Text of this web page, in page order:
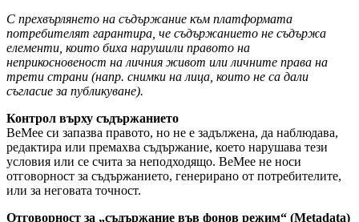
С прехвърлянето на съдържание към платформата
потребителят гарантира, че съдържанието не съдържа
елементи, които биха нарушили правото на
неприкосновеност на личния живот или личните права на
трети страни (напр. снимки на лица, които не са дали
съгласие за публикуване).
Контрол върху съдържанието
BeMee си запазва правото, но не е задължена, да наблюдава,
редактира или премахва съдържание, което нарушава тези
условия или се счита за неподходящо. BeMee не носи
отговорност за съдържанието, генерирано от потребителите,
или за неговата точност.
Отговорност за „съдържание във фонов режим“ (Metadata)